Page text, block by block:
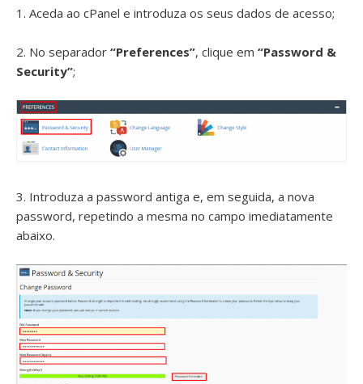
1. Aceda ao cPanel e introduza os seus dados de acesso;
2. No separador “Preferences”, clique em “Password &
Security”;
3. Introduza a password antiga e, em seguida, a nova
password, repetindo a mesma no campo imediatamente
abaixo.